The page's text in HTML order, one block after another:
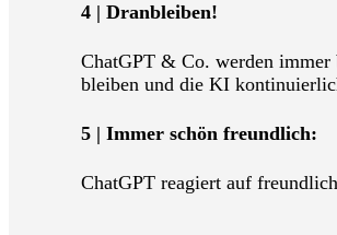
4 | Dranbleiben!
ChatGPT & Co. werden immer
bleiben und die KI
5 | Immer schön freundlich:
ChatGPT reagiert auf